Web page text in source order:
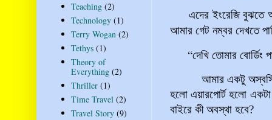
এদের ইংরেজি বুঝতে
আমার গেট নম্বর দেখতে
“দেখি তোমার বোর্ডিং
আমার একটু অস্বস্তি
হলো এয়ারপোর্ট হলো একটা
বাইরে কী অবস্থা হবে?
Teaching (2)
Technology (1)
Terry Wogan (2)
Tethys (1)
Theory of
Everything (2)
Thriller (1)
Time Travel (2)
Travel Story (9)